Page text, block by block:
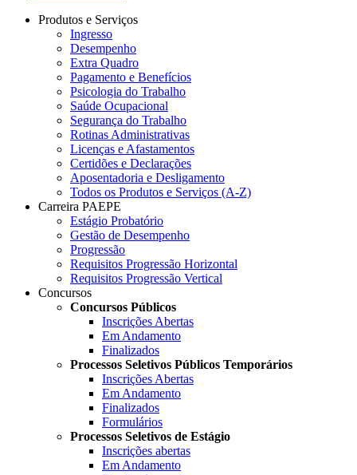
Produtos e Serviços
Ingresso
Desempenho
Extra Quadro
Pagamento e Benefícios
Psicologia do Trabalho
Saúde Ocupacional
Segurança do Trabalho
Rotinas Administrativas
Licenças e Afastamentos
Certidões e Declarações
Aposentadoria e Desligamento
Todos os Produtos e Serviços (A-Z)
Carreira PAEPE
Estágio Probatório
Gestão de Desempenho
Progressão
Requisitos Progressão Horizontal
Requisitos Progressão Vertical
Concursos
Concursos Públicos
Inscrições Abertas
Em Andamento
Finalizados
Processos Seletivos Públicos Temporários
Inscrições Abertas
Em Andamento
Finalizados
Formulários
Processos Seletivos de Estágio
Inscrições abertas
Em Andamento